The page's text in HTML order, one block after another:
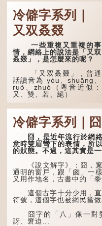
冷僻字系列｜
又双叒叕
一些重複又重複的事
情，網絡上的說法是「又双
叒叕」，是怎麼來的呢？
「又双叒叕」，普通
話讀音為 yòu、shuāng、
ruò、zhuó（粵音近似：
又、雙、若、絕）
「又」和「双」比較
易理解，前者表示再次，後
者表示一對，兩個「又」便
是「双」。
「叒」（音：若）原是
古代神話中的樹木名
稱。 《說文解字·叒部》：
「叒，日初出東方湯谷所登
榑桑，叒木也。」
「叕...
冷僻字系列｜囧
囧，是近年流行於網絡
意時雙眉彎下的表情，所
的狀態。不過，這其實是
《說文解字》：囧，窻
通明的窗戶，跟「囪」一
又用作地名，古書中的「
這個古字十分少用，直
符號，這個字也被網民當做
囧字的「八」像一對
訝、窘迫...